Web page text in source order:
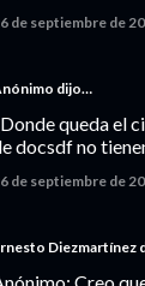
de septiembre de
dijo…
queda el
docsdf no
de septiembre de
Diezmartínez